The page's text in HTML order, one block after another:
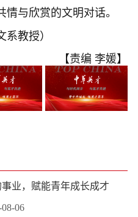
与欣赏的文明对话。
教授）
【责编 李媛】
业，赋能青年成长成才
06